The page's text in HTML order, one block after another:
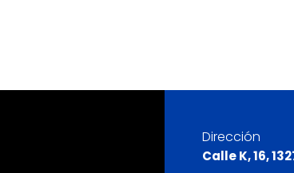
Dirección
Calle K, 16,